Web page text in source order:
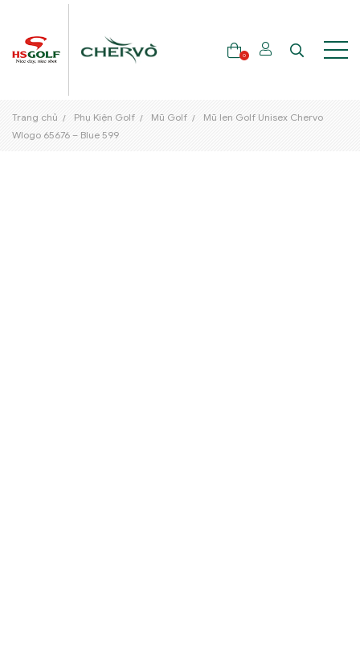
THƯƠNG HIỆU
0
Trang chủ Phụ Kiện Golf Mũ Golf
Mũ len Golf Unisex Chervo
Wlogo 65676 – Blue 599